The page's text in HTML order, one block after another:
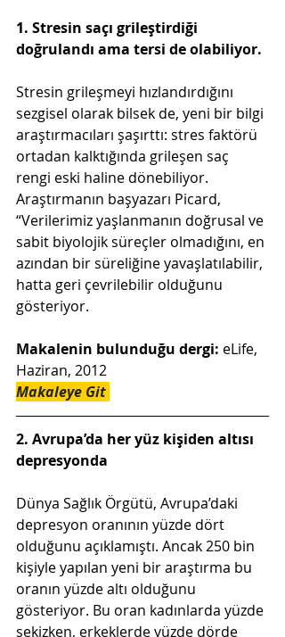
1. Stresin saçı grileştirdiği
doğrulandı ama tersi de olabiliyor.
Stresin grileşmeyi hızlandırdığını
sezgisel olarak bilsek de, yeni bir bilgi
araştırmacıları şaşırttı: stres faktörü
ortadan kalktığında grileşen saç
rengi eski haline dönebiliyor.
Araştırmanın başyazarı Picard,
“Verilerimiz yaşlanmanın doğrusal ve
sabit biyolojik süreçler olmadığını, en
azından bir süreliğine yavaşlatılabilir,
hatta geri çevrilebilir olduğunu
gösteriyor.
Makalenin bulunduğu dergi: eLife,
Haziran, 2012
Makaleye Git
2. Avrupa’da her yüz kişiden altısı
depresyonda
Dünya Sağlık Örgütü, Avrupa’daki
depresyon oranının yüzde dört
olduğunu açıklamıştı. Ancak 250 bin
kişiyle yapılan yeni bir araştırma bu
oranın yüzde altı olduğunu
gösteriyor. Bu oran kadınlarda yüzde
sekizken, erkeklerde yüzde dörde